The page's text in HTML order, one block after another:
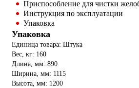
Приспособление для чистки
Инструкция по эксплуатации
Упаковка
Упаковка
Единица товара: Штука
Вес, кг: 160
Длина, мм: 890
Ширина, мм: 1115
Высота, мм: 1200